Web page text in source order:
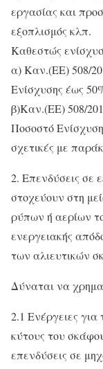
εργασίας και
εξοπλισμός κλπ.
Καθεστώς
α) Καν.(ΕΕ) 508/
Ενίσχυσης έως
β)Καν.(ΕΕ) 508/
Ποσοστό
σχετικές με
2. Επενδύσεις σε
στοχεύουν στη
ρύπων ή αερίων
ενεργειακής
των αλιευτικών
Δύναται να
2.1 Ενέργειες για
κύτους του
επενδύσεις σε